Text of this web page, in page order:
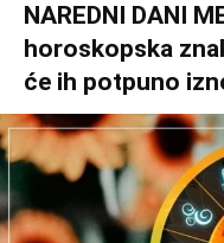
NAREDNI DANI
horoskopska
će ih potpuno